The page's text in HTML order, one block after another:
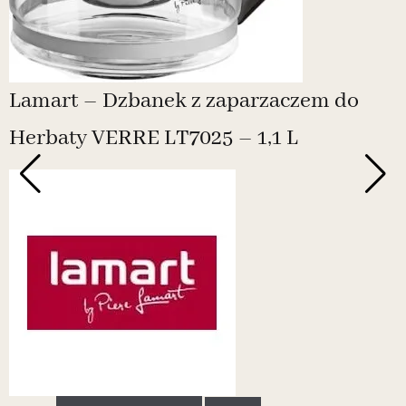
Lamart – Dzbanek z zaparzaczem do
Herbaty VERRE LT7025 – 1,1 L